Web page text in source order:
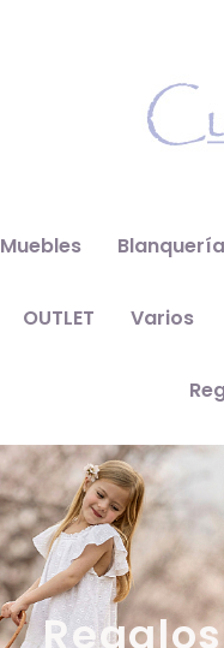
Muebles Blanquería
OUTLET Varios